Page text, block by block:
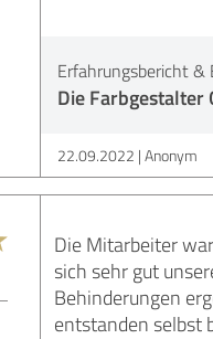
Erfahrungsbericht &
Die Farbgestalter
22.09.2022 Anonym
Die Mitarbeiter
sich sehr gut
Behinderungen
entstanden selbst